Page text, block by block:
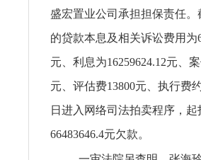
盛宏置业公司承担担保责任
的贷款本息及相关诉讼费用为
元、利息为16259624.12元、
元、评估费13800元、执行费
日进入网络司法拍卖程序，
66483646.4元欠款。